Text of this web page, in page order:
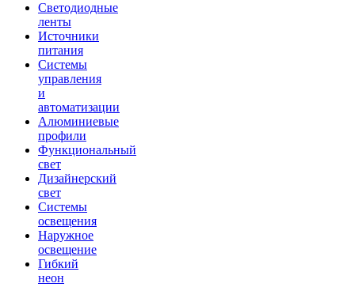
Светодиодные
ленты
Источники
питания
Системы
управления
и
автоматизации
Алюминиевые
профили
Функциональный
свет
Дизайнерский
свет
Системы
освещения
Наружное
освещение
Гибкий
неон